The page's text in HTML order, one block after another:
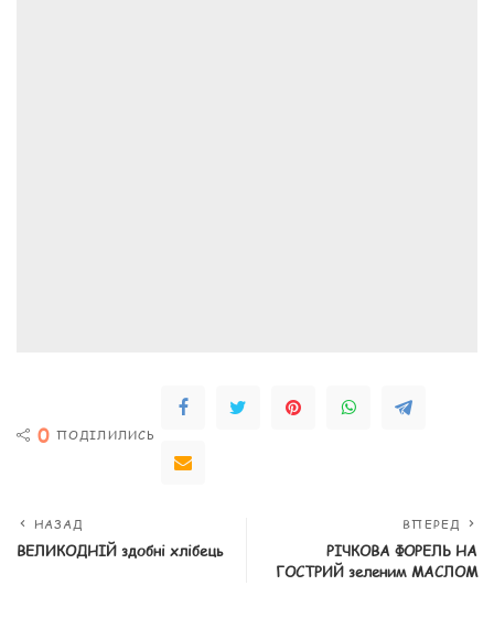
0 ПОДІЛИЛИСЬ
НАЗАД
ВЕЛИКОДНІЙ здобні хлібець
ВПЕРЕД
РІЧКОВА ФОРЕЛЬ НА
ГОСТРИЙ зеленим МАСЛОМ